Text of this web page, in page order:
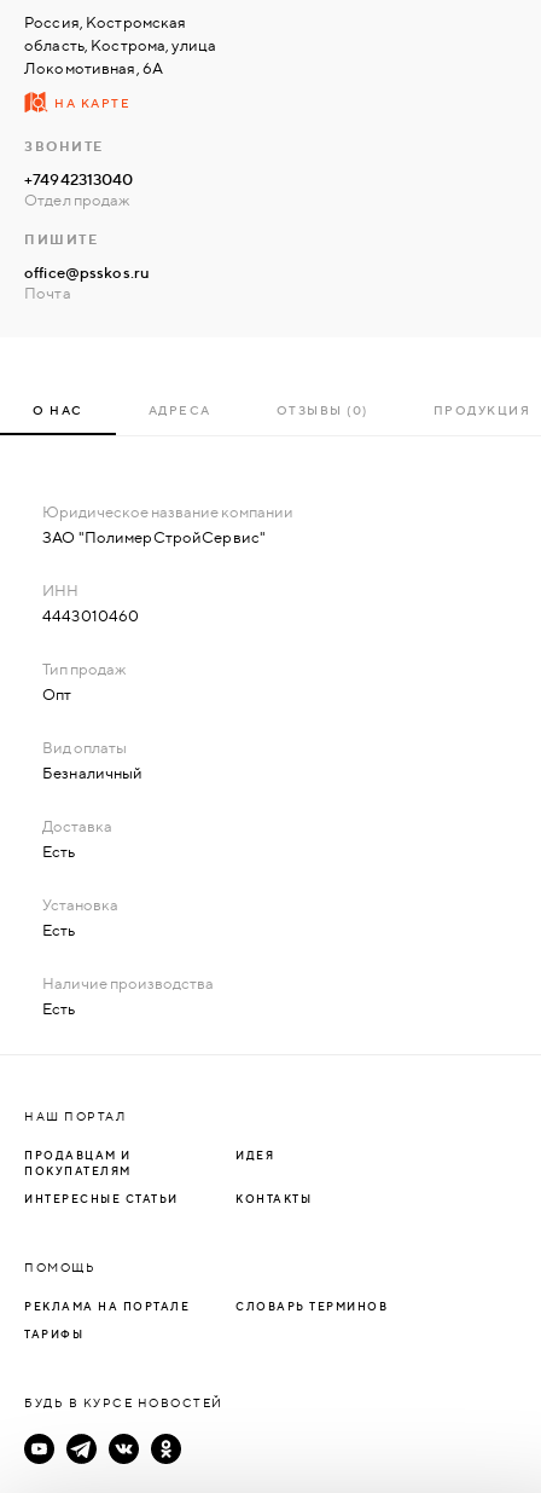
ВОЙТИ
Россия, Костромская
область, Кострома, улица
Локомотивная, 6А
НА КАРТЕ
ЗВОНИТЕ
+74942313040
Отдел продаж
ПИШИТЕ
office@psskos.ru
Почта
О НАС АДРЕСА ОТЗЫВЫ (0) ПРОДУКЦИЯ
ЗАО "ПолимерСтройСервис"
4443010460
Опт
Безналичный
Есть
Есть
Есть
НАШ ПОРТАЛ
ПРОДАВЦАМ И
ПОКУПАТЕЛЯМ
ИДЕЯ
ИНТЕРЕСНЫЕ СТАТЬИ КОНТАКТЫ
ПОМОЩЬ
РЕКЛАМА НА ПОРТАЛЕ СЛОВАРЬ ТЕРМИНОВ
ТАРИФЫ
БУДЬ В КУРСЕ НОВОСТЕЙ